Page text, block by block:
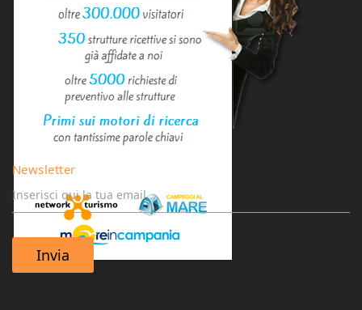
Newsletter